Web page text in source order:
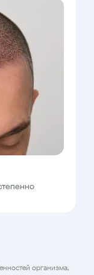
организма,